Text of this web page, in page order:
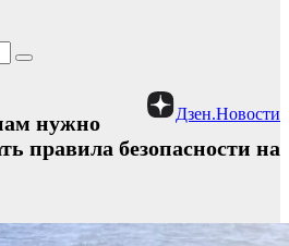
Дзен.Новости
нужно
правила безопасности на